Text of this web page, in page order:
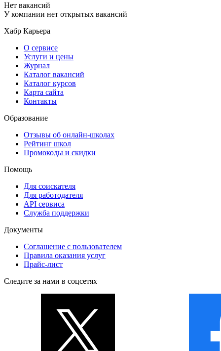
Нет вакансий
У компании нет открытых вакансий
Хабр Карьера
О сервисе
Услуги и цены
Журнал
Каталог вакансий
Каталог курсов
Карта сайта
Контакты
Образование
Отзывы об онлайн-школах
Рейтинг школ
Промокоды и скидки
Помощь
Для соискателя
Для работодателя
API сервиса
Служба поддержки
Документы
Соглашение с пользователем
Правила оказания услуг
Прайс-лист
Следите за нами в соцсетях